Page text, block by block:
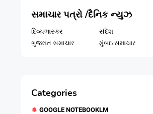
સમાચાર પત્રો /દૈનિક ન્યુઝ
દિવ્યભાસ્કર
સંદેશ
ગુજરાત સમાચાર
મુંબઇ સમાચાર
Categories
GOOGLE NOTEBOOKLM